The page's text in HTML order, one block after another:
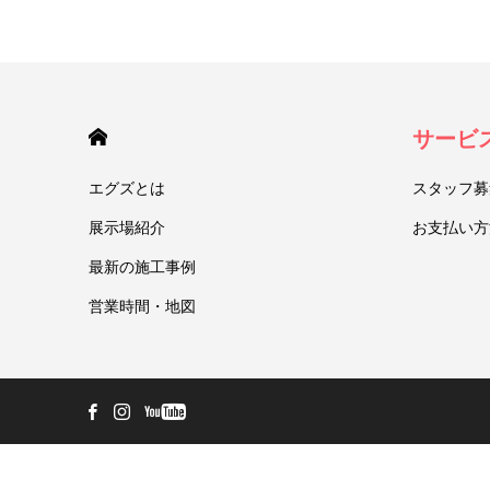
エグズとは
展示場紹介
最新の施工事例
営業時間・地図
サービ
スタッフ
お支払い